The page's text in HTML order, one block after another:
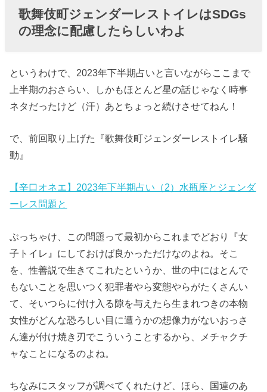
トイレ騒動が
水星逆行・順
グが合ってる
のよね
歌舞伎町ジェンダーレストイレはSDGs
の理念に配慮したらしいわよ
というわけで、2023年下半期占いと言いながらここまで
上半期のおさらい、しかもほとんど星の話じゃなく時事
ネタだったけど（汗）あとちょっと続けさせてねん！
で、前回取り上げた『歌舞伎町ジェンダーレストイレ騒
動』
【辛口オネエ】2023年下半期占い（2）水瓶座とジェンダ
ーレス問題と
ぶっちゃけ、この問題って最初からこれまでどおり『女
子トイレ』にしておけば良かっただけなのよね。そこ
を、性善説で生きてこれたというか、世の中にはとんで
もないことを思いつく犯罪者やら変態やらがたくさんい
て、そいつらに付け入る隙を与えたら生まれつきの本物
女性がどんな恐ろしい目に遭うかの想像力がないおっさ
ん達が付け焼き刃でこういうことするから、メチャクチ
ャなことになるのよね。
ちなみにスタッフが調べてくれたけど、ほら、国連のあ